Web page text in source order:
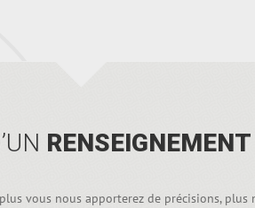
vous nous apporterez de précisions,